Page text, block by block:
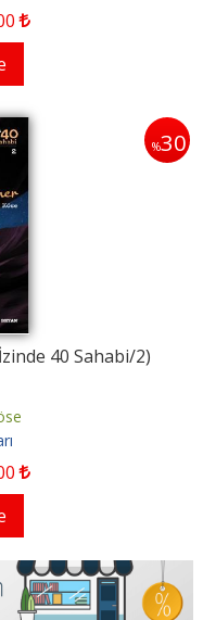
%30
40 Sahabi/2)